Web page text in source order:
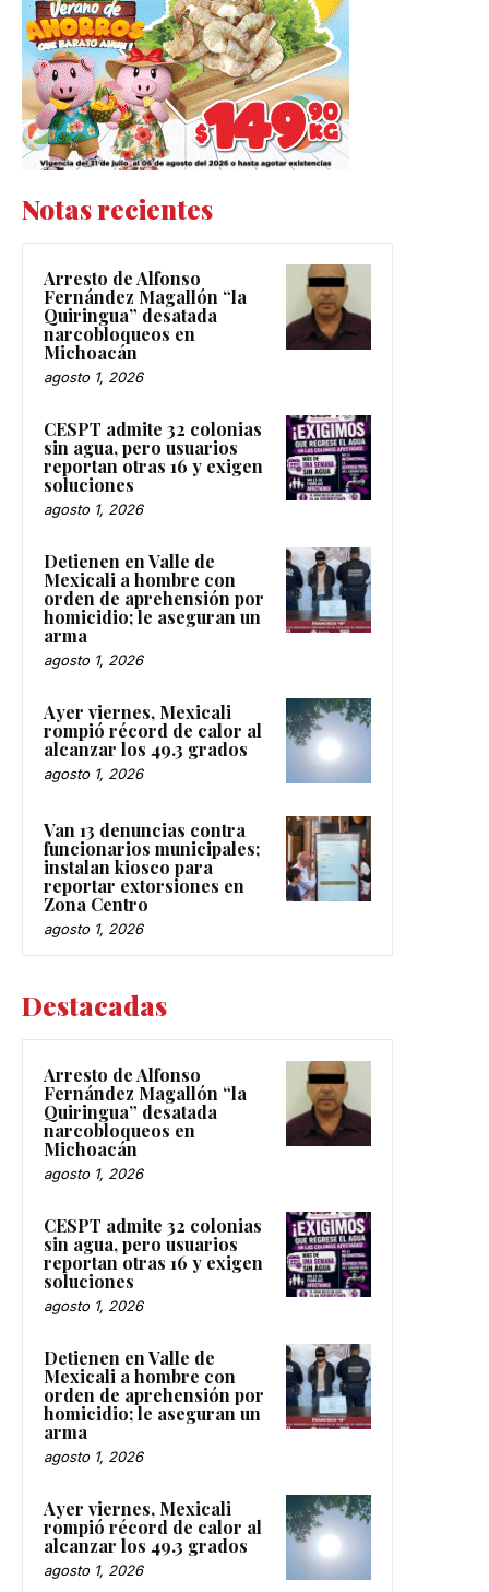
Notas recientes
Arresto de Alfonso
Fernández Magallón “la
Quiringua” desatada
narcobloqueos en
Michoacán
agosto 1, 2026
CESPT admite 32 colonias
sin agua, pero usuarios
reportan otras 16 y exigen
soluciones
agosto 1, 2026
Detienen en Valle de
Mexicali a hombre con
orden de aprehensión por
homicidio; le aseguran un
arma
agosto 1, 2026
Ayer viernes, Mexicali
rompió récord de calor al
alcanzar los 49.3 grados
agosto 1, 2026
Van 13 denuncias contra
funcionarios municipales;
instalan kiosco para
reportar extorsiones en
Zona Centro
agosto 1, 2026
Destacadas
Arresto de Alfonso
Fernández Magallón “la
Quiringua” desatada
narcobloqueos en
Michoacán
agosto 1, 2026
CESPT admite 32 colonias
sin agua, pero usuarios
reportan otras 16 y exigen
soluciones
agosto 1, 2026
Detienen en Valle de
Mexicali a hombre con
orden de aprehensión por
homicidio; le aseguran un
arma
agosto 1, 2026
Ayer viernes, Mexicali
rompió récord de calor al
alcanzar los 49.3 grados
agosto 1, 2026